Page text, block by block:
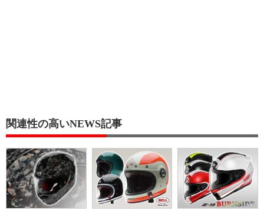
関連性の高いNEWS記事